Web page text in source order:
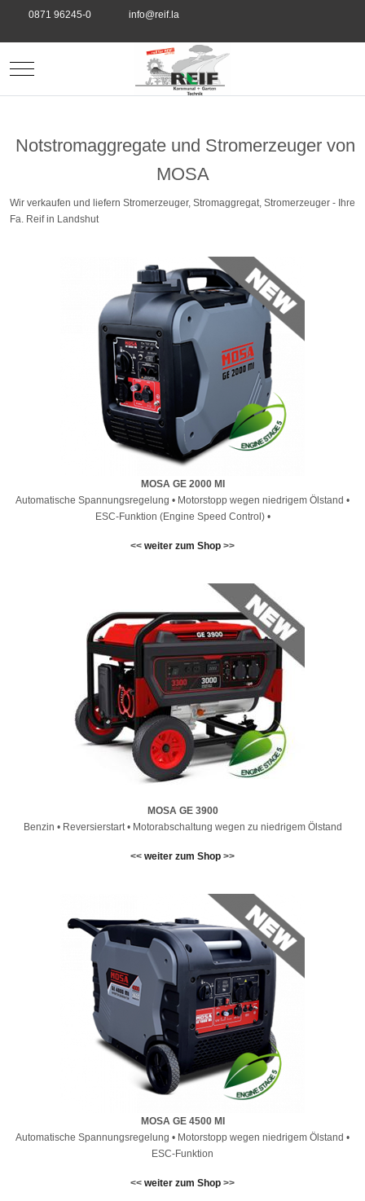
0871 96245-0 info@reif.la
Mobile Menu Toggle
Notstromaggregate und Stromerzeuger von
MOSA
Wir verkaufen und liefern Stromerzeuger, Stromaggregat, Stromerzeuger - Ihre
Fa. Reif in Landshut
MOSA GE 2000 MI
Automatische Spannungsregelung • Motorstopp wegen niedrigem Ölstand •
ESC-Funktion (Engine Speed Control) •
<< weiter zum Shop >>
MOSA GE 3900
Benzin • Reversierstart • Motorabschaltung wegen zu niedrigem Ölstand
<< weiter zum Shop >>
MOSA GE 4500 MI
Automatische Spannungsregelung • Motorstopp wegen niedrigem Ölstand •
ESC-Funktion
<< weiter zum Shop >>